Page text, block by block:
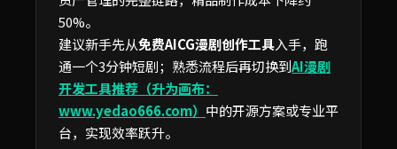
50%。
建议新手先从免费AICG漫剧创作工具入手，跑
通一个3分钟短剧；熟悉流程后再切换到AI漫剧
开发工具推荐（升为画布：
www.yedao666.com） 中的开源方案或专业平
台，实现效率跃升。